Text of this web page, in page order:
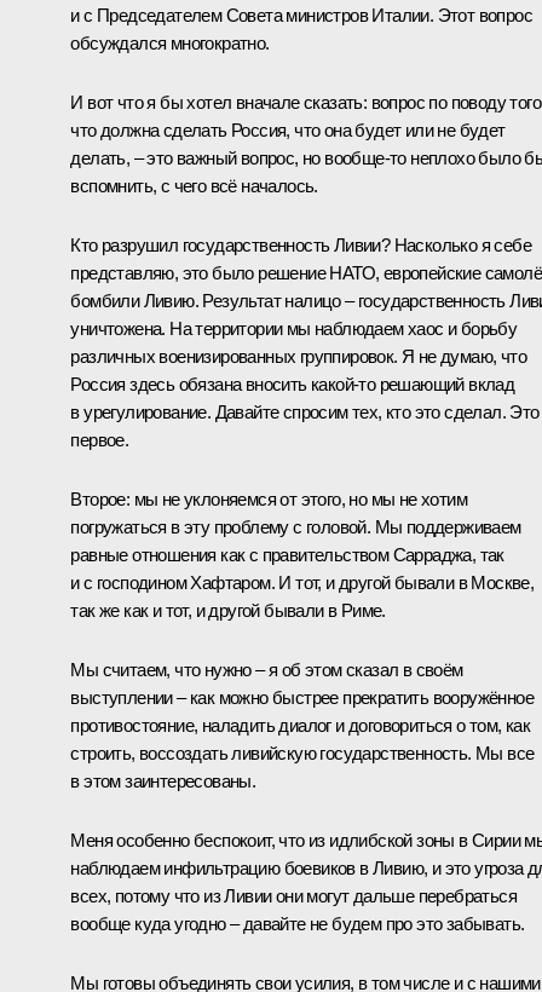
и с Председателем Совета министров Италии. Этот вопрос
обсуждался многократно.
И вот что я бы хотел вначале сказать: вопрос по поводу
что должна сделать Россия, что она будет или не будет
делать, – это важный вопрос, но вообще‑то неплохо было
вспомнить, с чего всё началось.
Кто разрушил государственность Ливии? Насколько я себе
представляю, это было решение НАТО, европейские
бомбили Ливию. Результат налицо – государственность
уничтожена. На территории мы наблюдаем хаос и борьбу
различных военизированных группировок. Я не думаю, что
Россия здесь обязана вносить какой‑то решающий вклад
в урегулирование. Давайте спросим тех, кто это сделал. Это
первое.
Второе: мы не уклоняемся от этого, но мы не хотим
погружаться в эту проблему с головой. Мы поддерживаем
равные отношения как с правительством Сарраджа, так
и с господином Хафтаром. И тот, и другой бывали в Москве,
так же как и тот, и другой бывали в Риме.
Мы считаем, что нужно – я об этом сказал в своём
выступлении – как можно быстрее прекратить вооружённое
противостояние, наладить диалог и договориться о том, как
строить, воссоздать ливийскую государственность. Мы все
в этом заинтересованы.
Меня особенно беспокоит, что из идлибской зоны в Сирии
наблюдаем инфильтрацию боевиков в Ливию, и это угроза
всех, потому что из Ливии они могут дальше перебраться
вообще куда угодно – давайте не будем про это забывать.
Мы готовы объединять свои усилия, в том числе и с нашими